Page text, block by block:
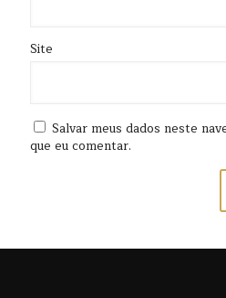
Site
Salvar meus dados neste
que eu comentar.